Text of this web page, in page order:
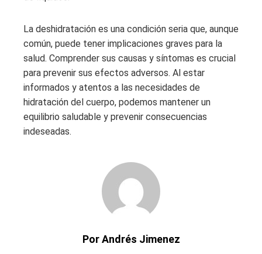
La deshidratación es una condición seria que, aunque
común, puede tener implicaciones graves para la
salud. Comprender sus causas y síntomas es crucial
para prevenir sus efectos adversos. Al estar
informados y atentos a las necesidades de
hidratación del cuerpo, podemos mantener un
equilibrio saludable y prevenir consecuencias
indeseadas.
Por Andrés Jimenez